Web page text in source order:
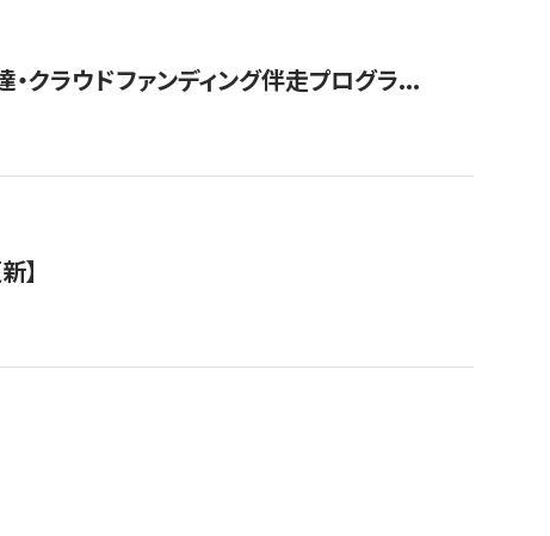
クラウドファンディング伴走プログラ...
】